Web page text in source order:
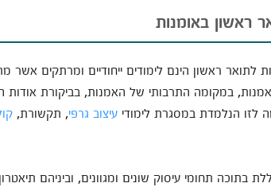
ראשון באומנות
לתואר ראשון הינם לימודים ייחודיים ומרתקים אשר
במקומה התרבותי של האמנות, בביקורת
לזו הנלמדת במסגרת לימודי עיצוב גרפי, תקשורת,
בתוכה תחומי עיסוק שונים ומגוונים, וביניהם